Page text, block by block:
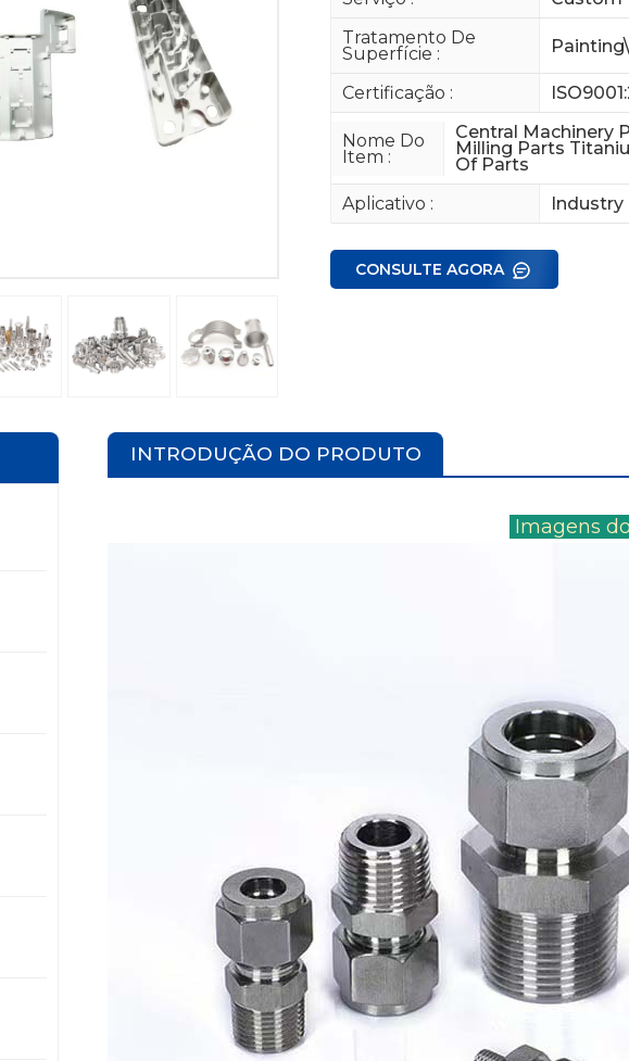
Tratamento De
Superfície :
Certificação :
Nome Do
Item :
Central Machinery
Milling Parts
Of Parts
Aplicativo :
Industry
CONSULTE AGORA
INTRODUÇÃO DO PRODUTO
Imagens